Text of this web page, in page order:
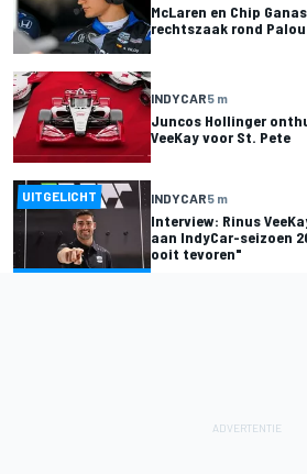
McLaren en Chip
rechtszaak rond Palou
INDYCAR5 m
Juncos Hollinger
VeeKay voor St. Pete
UITGELICHT INDYCAR5 m
Interview: Rinus
aan IndyCar-seizoen
ooit tevoren"